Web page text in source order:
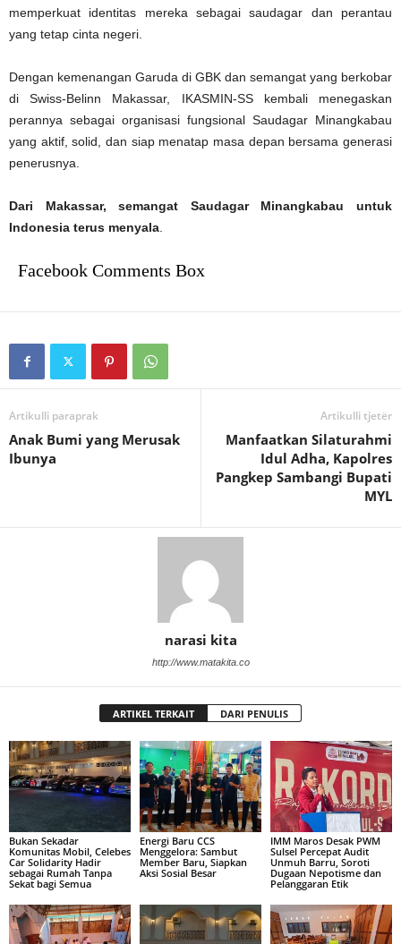
memperkuat identitas mereka sebagai saudagar dan perantau
yang tetap cinta negeri.
Dengan kemenangan Garuda di GBK dan semangat yang berkobar
di Swiss-Belinn Makassar, IKASMIN-SS kembali menegaskan
perannya sebagai organisasi fungsional Saudagar Minangkabau
yang aktif, solid, dan siap menatap masa depan bersama generasi
penerusnya.
Dari Makassar, semangat Saudagar Minangkabau untuk
Indonesia terus menyala
Facebook Comments Box
Artikulli paraprak
Anak Bumi yang Merusak
Ibunya
Artikulli tjetër
Manfaatkan Silaturahmi
Idul Adha, Kapolres
Pangkep Sambangi Bupati
MYL
narasi kita
http://www.matakita.co
ARTIKEL TERKAIT DARI PENULIS
Bukan Sekadar
Komunitas Mobil, Celebes
Car Solidarity Hadir
sebagai Rumah Tanpa
Sekat bagi Semua
Energi Baru CCS
Menggelora: Sambut
Member Baru, Siapkan
Aksi Sosial Besar
IMM Maros Desak PWM
Sulsel Percepat Audit
Unmuh Barru, Soroti
Dugaan Nepotisme dan
Pelanggaran Etik